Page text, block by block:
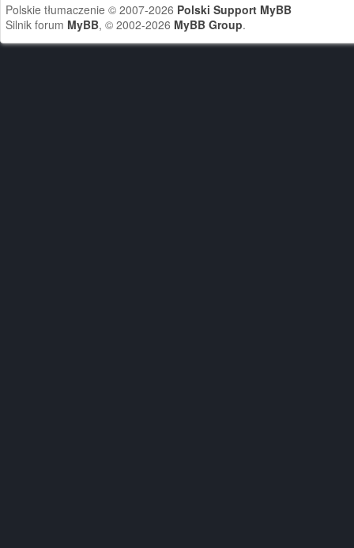
Polskie tłumaczenie © 2007-2026 Polski Support MyBB
Silnik forum MyBB, © 2002-2026 MyBB Group.